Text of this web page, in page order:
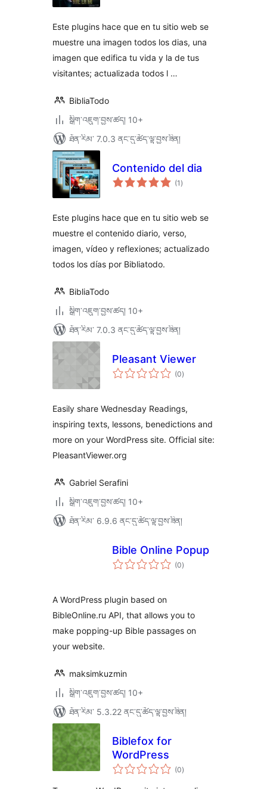
Este plugins hace que en tu sitio web se
muestre una imagen todos los dias, una
imagen que edifica tu vida y la de tus
visitantes; actualizada todos l …
BibliaTodo
སྒྲིག་འཇུག་བྱས་ཚད། 10+
ཐོན་རིམ་ 7.0.3 ནང་དུ་ཚོད་ལྟ་བྱས་ཟིན།
Contenido del dia
(1 གདེང་
འཇོག་
)
Este plugins hace que en tu sitio web se
muestre el contenido diario, verso,
imagen, vídeo y reflexiones; actualizado
todos los días por Bibliatodo.
BibliaTodo
སྒྲིག་འཇུག་བྱས་ཚད། 10+
ཐོན་རིམ་ 7.0.3 ནང་དུ་ཚོད་ལྟ་བྱས་ཟིན།
Pleasant Viewer
(0གདེང་
འཇོག་
)
Easily share Wednesday Readings,
inspiring texts, lessons, benedictions and
more on your WordPress site. Official site:
PleasantViewer.org
Gabriel Serafini
སྒྲིག་འཇུག་བྱས་ཚད། 10+
ཐོན་རིམ་ 6.9.6 ནང་དུ་ཚོད་ལྟ་བྱས་ཟིན།
Bible Online Popup
(0གདེང་
འཇོག་
)
A WordPress plugin based on
BibleOnline.ru API, that allows you to
make popping-up Bible passages on
your website.
maksimkuzmin
སྒྲིག་འཇུག་བྱས་ཚད། 10+
ཐོན་རིམ་ 5.3.22 ནང་དུ་ཚོད་ལྟ་བྱས་ཟིན།
Biblefox for
WordPress
(0གདེང་
འཇོག་
)